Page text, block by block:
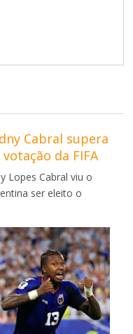
Cabral supera
da FIFA
Lopes Cabral viu o
ser eleito o